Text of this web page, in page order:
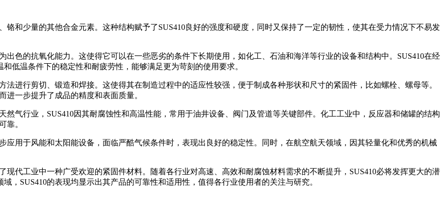
铬和少量的其他合金元素。这种结构赋予了SUS410良好的强度和硬度，同时又保持了一定的韧性，使其在受力情况下不易发
出色的抗氧化能力。这使得它可以在一些恶劣的条件下长期使用，如化工、石油和海洋等行业的设备和结构中。SUS410在经
低温条件下的稳定性和耐疲劳性，能够满足更为苛刻的使用要求。
法进行剪切、锻造和焊接。这使得其在制造过程中的适应性较强，便于制成各种形状和尺寸的紧固件，比如螺栓、螺母等。
进一步提升了成品的精度和表面质量。
然气行业，SUS410因其耐腐蚀性和高温性能，常用于油井设备、阀门及管道等关键部件。化工工业中，反应器和储罐的结构
靠。
应用于风能和太阳能设备，面临严酷气候条件时，表现出良好的稳定性。同时，在航空航天领域，因其轻量化和优秀的机械
现代工业中一种广受欢迎的紧固件材料。随着各行业对高速、高效和耐腐蚀材料需求的不断提升，SUS410必将发挥更大的潜
，SUS410的表现均显示出其产品的可靠性和适用性，值得各行业使用者的关注与研究。